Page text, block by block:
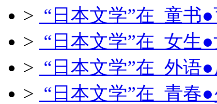
> “日本文学”在 童书
> “日本文学”在 女生
> “日本文学”在 外语
> “日本文学”在 青春